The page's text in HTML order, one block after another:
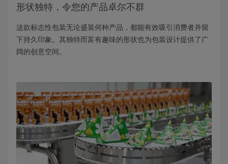
形状独特，令您的产品卓尔不群
这款标志性包装无论盛装何种产品，都能有效吸引消费者并留
下持久印象。其独特而富有趣味的形状也为包装设计提供了广
阔的创意空间。